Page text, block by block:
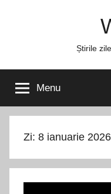
Știrile
Menu
Zi: 8 ianuarie 2026